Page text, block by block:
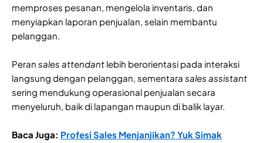
memproses pesanan, mengelola inventaris, dan
menyiapkan laporan penjualan, selain membantu
pelanggan.
Peran sales attendant lebih berorientasi pada interaksi
langsung dengan pelanggan, sementara sales assistant
sering mendukung operasional penjualan secara
menyeluruh, baik di lapangan maupun di balik layar.
Baca Juga: Profesi Sales Menjanjikan? Yuk Simak